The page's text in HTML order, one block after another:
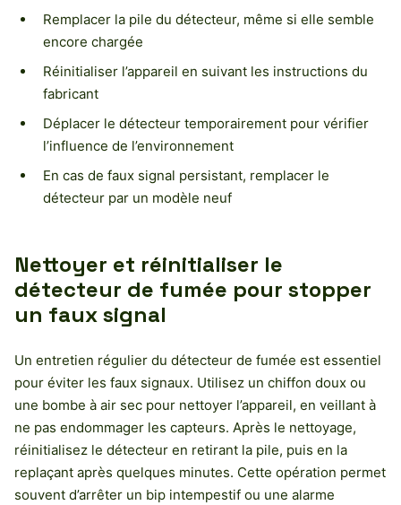
Remplacer la pile du détecteur, même si elle semble
encore chargée
Réinitialiser l’appareil en suivant les instructions du
fabricant
Déplacer le détecteur temporairement pour vérifier
l’influence de l’environnement
En cas de faux signal persistant, remplacer le
détecteur par un modèle neuf
Nettoyer et réinitialiser le
détecteur de fumée pour stopper
un faux signal
Un entretien régulier du détecteur de fumée est essentiel
pour éviter les faux signaux. Utilisez un chiffon doux ou
une bombe à air sec pour nettoyer l’appareil, en veillant à
ne pas endommager les capteurs. Après le nettoyage,
réinitialisez le détecteur en retirant la pile, puis en la
replaçant après quelques minutes. Cette opération permet
souvent d’arrêter un bip intempestif ou une alarme